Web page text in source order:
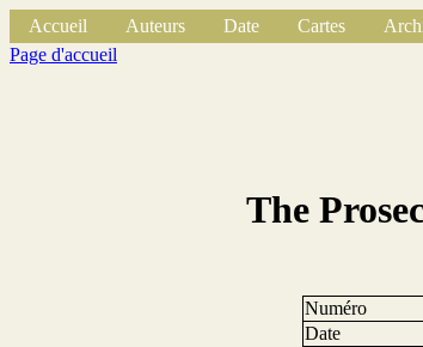
Accueil Auteurs Date Cartes
Page d'accueil
The
Numéro
Date